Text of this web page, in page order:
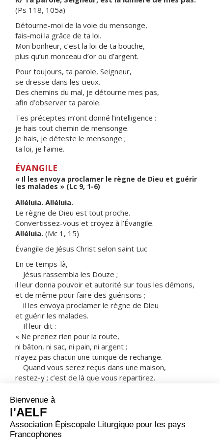
(Ps 118, 105a)
Détourne-moi de la voie du mensonge,
fais-moi la grâce de ta loi.
Mon bonheur, c’est la loi de ta bouche,
plus qu’un monceau d’or ou d’argent.
Pour toujours, ta parole, Seigneur,
se dresse dans les cieux.
Des chemins du mal, je détourne mes pas,
afin d’observer ta parole.
Tes préceptes m’ont donné l’intelligence :
je hais tout chemin de mensonge.
Je hais, je déteste le mensonge ;
ta loi, je l’aime.
ÉVANGILE
« Il les envoya proclamer le règne de Dieu et guérir
les malades » (Lc 9, 1-6)
Alléluia. Alléluia.
Le règne de Dieu est tout proche.
Convertissez-vous et croyez à l’Évangile.
Alléluia. (Mc 1, 15)
Évangile de Jésus Christ selon saint Luc
En ce temps-là,
Jésus rassembla les Douze ;
il leur donna pouvoir et autorité sur tous les démons,
et de même pour faire des guérisons ;
il les envoya proclamer le règne de Dieu
et guérir les malades.
Il leur dit :
« Ne prenez rien pour la route,
ni bâton, ni sac, ni pain, ni argent ;
n’ayez pas chacun une tunique de rechange.
Quand vous serez reçus dans une maison,
restez-y ; c’est de là que vous repartirez.
sortez de la ville et secouez la poussière de vos pieds :
ce sera un témoignage contre eux. »
Ils partirent
et ils allaient de village en village,